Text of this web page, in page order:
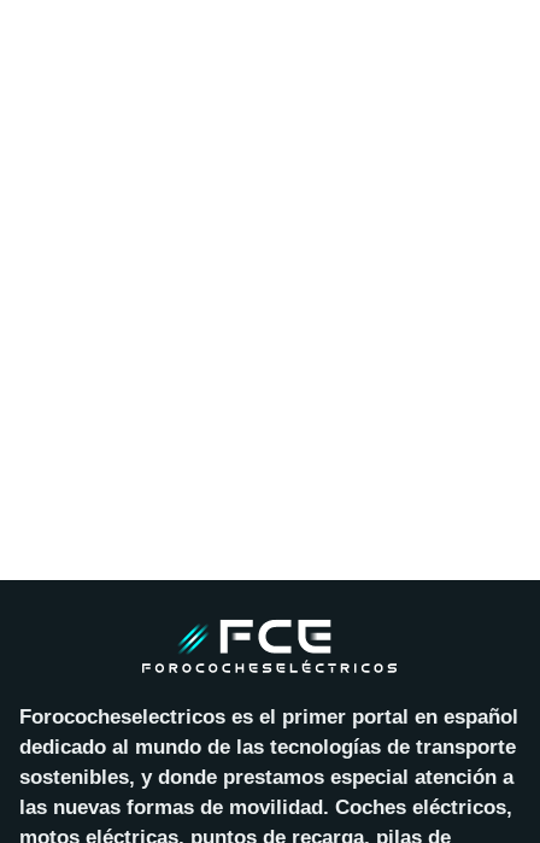
Forococheselectricos es el primer portal en español
dedicado al mundo de las tecnologías de transporte
sostenibles, y donde prestamos especial atención a
las nuevas formas de movilidad. Coches eléctricos,
motos eléctricas, puntos de recarga, pilas de